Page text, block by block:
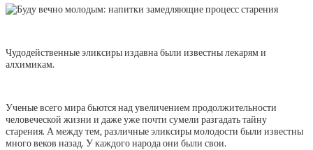
Чудодейственные эликсиры издавна были известны лекарям и
алхимикам.
Ученые всего мира бьются над увеличением продолжительности
человеческой жизни и даже уже почти сумели разгадать тайну
старения. А между тем, различные эликсиры молодости были известны
много веков назад. У каждого народа они были свои.